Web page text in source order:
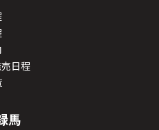
日程
馬